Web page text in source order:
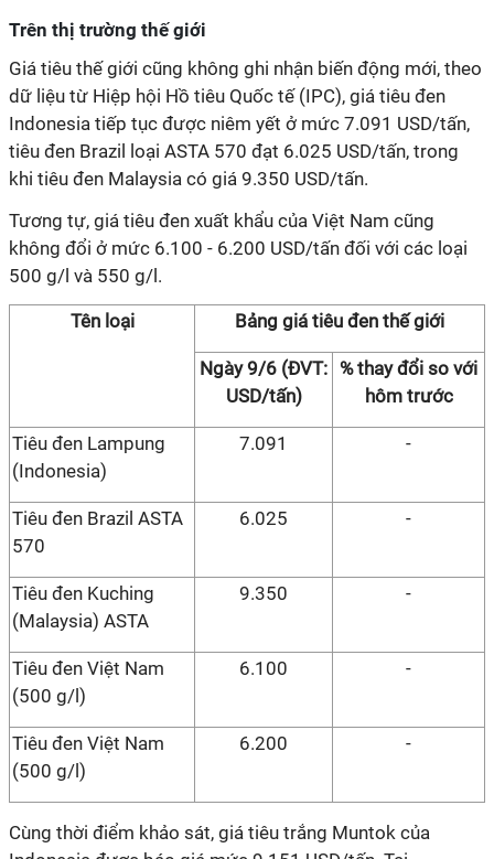
Trên thị trường thế giới
Giá tiêu thế giới cũng không ghi nhận biến động mới, theo
dữ liệu từ Hiệp hội Hồ tiêu Quốc tế (IPC), giá tiêu đen
Indonesia tiếp tục được niêm yết ở mức 7.091 USD/tấn,
tiêu đen Brazil loại ASTA 570 đạt 6.025 USD/tấn, trong
khi tiêu đen Malaysia có giá 9.350 USD/tấn.
Tương tự, giá tiêu đen xuất khẩu của Việt Nam cũng
không đổi ở mức 6.100 - 6.200 USD/tấn đối với các loại
500 g/l và 550 g/l.
Tên loại Bảng giá tiêu đen thế giới
Ngày 9/6 (ĐVT:
USD/tấn)
% thay đổi so với
hôm trước
Tiêu đen Lampung
(Indonesia)
7.091 -
Tiêu đen Brazil ASTA
570
6.025 -
Tiêu đen Kuching
(Malaysia) ASTA
9.350 -
Tiêu đen Việt Nam
(500 g/l)
6.100 -
Tiêu đen Việt Nam
(500 g/l)
6.200 -
Cùng thời điểm khảo sát, giá tiêu trắng Muntok của